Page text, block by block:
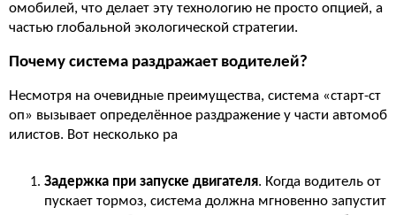
омобилей, что делает эту технологию не просто опцией, а
частью глобальной экологической стратегии.
Почему система раздражает водителей?
Несмотря на очевидные преимущества, система «старт-ст
оп» вызывает определённое раздражение у части автомоб
илистов. Вот несколько ра
Задержка при запуске двигателя. Когда водитель от
пускает тормоз, система должна мгновенно запустит